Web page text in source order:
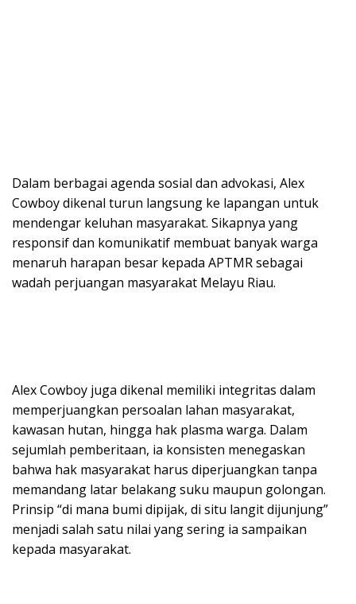
Dalam berbagai agenda sosial dan advokasi, Alex
Cowboy dikenal turun langsung ke lapangan untuk
mendengar keluhan masyarakat. Sikapnya yang
responsif dan komunikatif membuat banyak warga
menaruh harapan besar kepada APTMR sebagai
wadah perjuangan masyarakat Melayu Riau.
Alex Cowboy juga dikenal memiliki integritas dalam
memperjuangkan persoalan lahan masyarakat,
kawasan hutan, hingga hak plasma warga. Dalam
sejumlah pemberitaan, ia konsisten menegaskan
bahwa hak masyarakat harus diperjuangkan tanpa
memandang latar belakang suku maupun golongan.
Prinsip “di mana bumi dipijak, di situ langit dijunjung”
menjadi salah satu nilai yang sering ia sampaikan
kepada masyarakat.